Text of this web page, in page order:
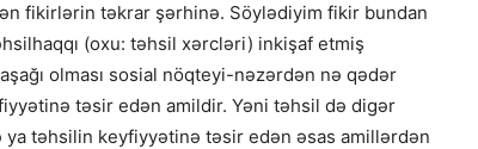
fikirlərin təkrar şərhinə. Söylədiyim fikir bundan
(oxu: təhsil xərcləri) inkişaf etmiş
olması sosial nöqteyi-nəzərdən nə qədər
təsir edən amildir. Yəni təhsil də digər
təhsilin keyfiyyətinə təsir edən əsas amillərdən